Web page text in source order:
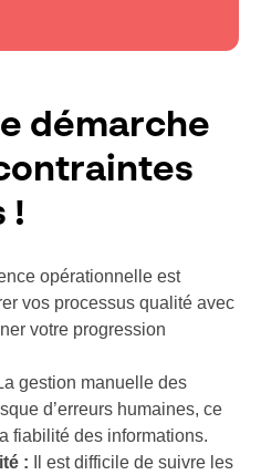
démarche
!
opérationnelle est
vos processus qualité avec
votre progression
gestion manuelle des
d’erreurs humaines, ce
fiabilité des informations.
: Il est difficile de suivre les